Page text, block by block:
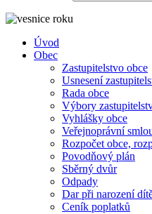
Úvod
Obec
Zastupitelstvo obce
Usnesení
Rada obce
Výbory
Vyhlášky obce
Veřejnoprávní
Rozpočet obce,
Povodňový plán
Sběrný dvůr
Odpady
Dar při narození
Ceník poplatků